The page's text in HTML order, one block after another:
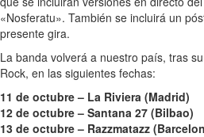
«Nosferatu». También se incluirá un
presente gira.
La banda volverá a nuestro país, tras
Rock, en las siguientes fechas:
11 de octubre – La Riviera (Madrid)
12 de octubre – Santana 27 (Bilbao)
13 de octubre – Razzmatazz